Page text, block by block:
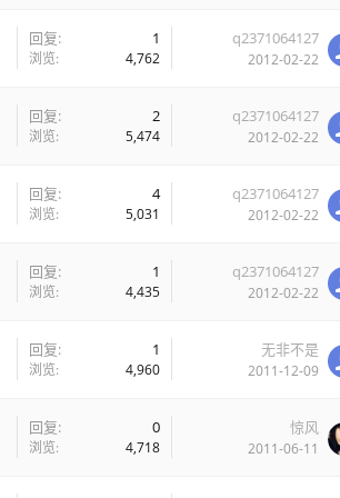
回复: 1
浏览: 4,762
q2371064127
2012-02-22
回复: 2
浏览: 5,474
q2371064127
2012-02-22
回复: 4
浏览: 5,031
q2371064127
2012-02-22
回复: 1
浏览: 4,435
q2371064127
2012-02-22
回复: 1
浏览: 4,960
无非不是
2011-12-09
回复: 0
浏览: 4,718
惊风
2011-06-11